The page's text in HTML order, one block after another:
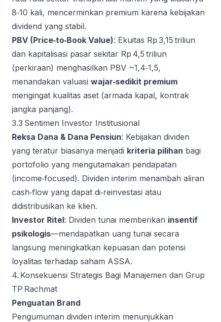
8‑10 kali, mencerminkan premium karena kebijakan
dividend yang stabil.
PBV (Price‑to‑Book Value): Ekuitas Rp 3,15 triliun
dan kapitalisasi pasar sekitar Rp 4,5 triliun
(perkiraan) menghasilkan PBV ~1,4‑1,5,
menandakan valuasi wajar‑sedikit premium
mengingat kualitas aset (armada kapal, kontrak
jangka panjang).
3.3 Sentimen Investor Institusional
Reksa Dana & Dana Pensiun: Kebijakan dividen
yang teratur biasanya menjadi kriteria pilihan bagi
portofolio yang mengutamakan pendapatan
(income‑focused). Dividen interim menambah aliran
cash‑flow yang dapat di‑reinvestasi atau
didistribusikan ke klien.
Investor Ritel: Dividen tunai memberikan insentif
psikologis—mendapatkan uang tunai secara
langsung meningkatkan kepuasan dan potensi
loyalitas terhadap saham ASSA.
4. Konsekuensi Strategis Bagi Manajemen dan Grup
TP Rachmat
Penguatan Brand
Pengumuman dividen interim menunjukkan